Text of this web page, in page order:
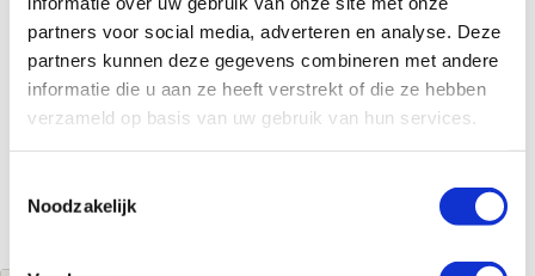
partners voor social media, adverteren en analyse. Deze
partners kunnen deze gegevens combineren met andere
informatie die u aan ze heeft verstrekt of die ze hebben
verzameld op basis van uw gebruik van hun services.
Noodzakelijk